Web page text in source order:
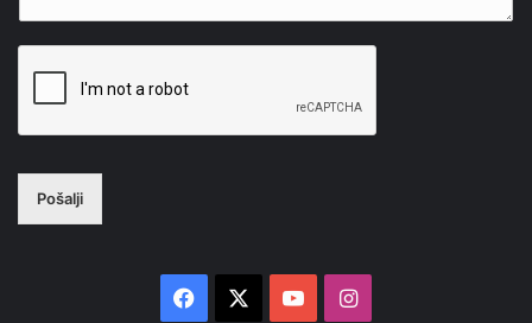
Pošalji
Facebook YouTubeInstagram